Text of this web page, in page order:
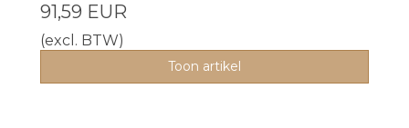
91,59 EUR
(excl. BTW)
Toon artikel